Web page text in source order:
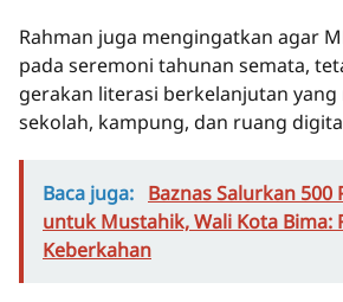
Rahman juga mengingatkan agar
pada seremoni tahunan semata,
gerakan literasi berkelanjutan
sekolah, kampung, dan ruang
Baca juga: Baznas Salurkan 500
untuk Mustahik, Wali Kota Bima:
Keberkahan